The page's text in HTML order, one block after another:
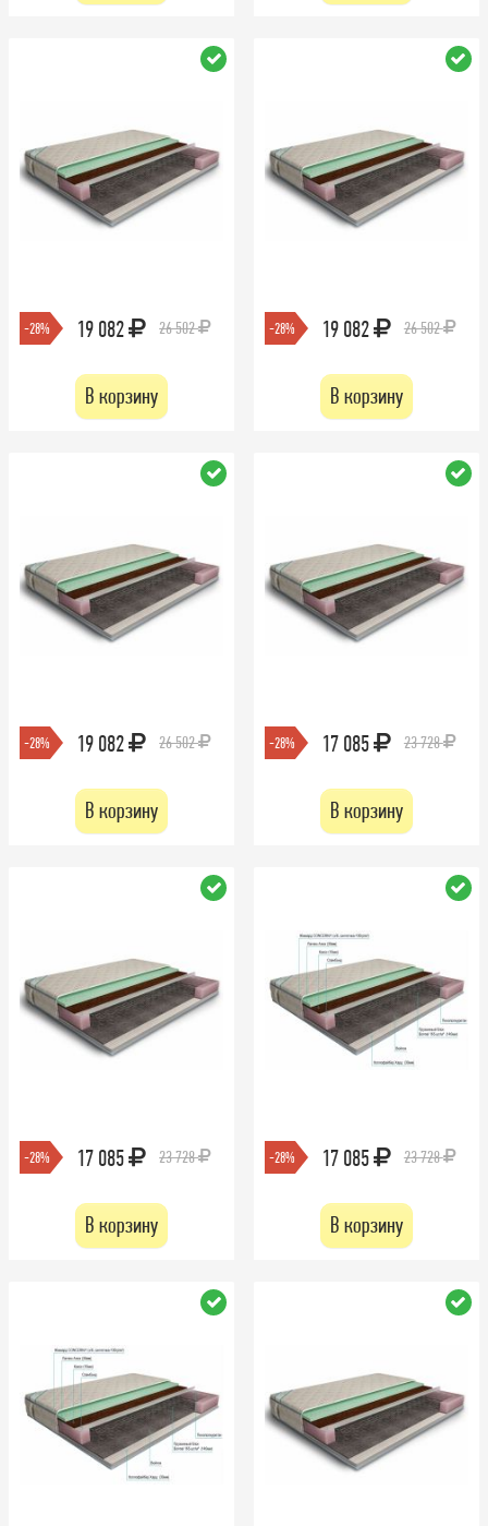
-28% 19 082 26 502
В корзину
-28% 19 082 26 502
В корзину
-28% 19 082 26 502
В корзину
-28% 17 085 23 728
В корзину
-28% 17 085 23 728
В корзину
-28% 17 085 23 728
В корзину